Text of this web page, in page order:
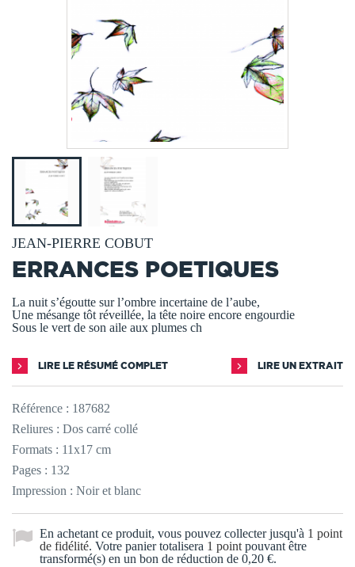
JEAN-PIERRE COBUT
ERRANCES POETIQUES
La nuit s’égoutte sur l’ombre incertaine de l’aube,
Une mésange tôt réveillée, la tête noire encore engourdie
Sous le vert de son aile aux plumes ch
LIRE LE RÉSUMÉ COMPLET LIRE UN EXTRAIT
Référence : 187682
Reliures : Dos carré collé
Formats : 11x17 cm
Pages : 132
Impression : Noir et blanc
En achetant ce produit, vous pouvez collecter jusqu'à 1 point
de fidélité. Votre panier totalisera 1 point pouvant être
transformé(s) en un bon de réduction de 0,20 €.